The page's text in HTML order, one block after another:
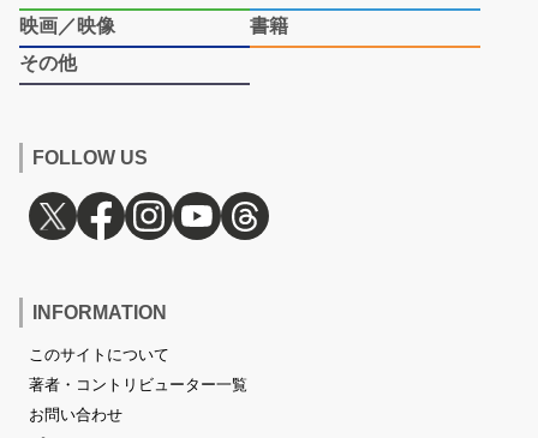
映画／映像
書籍
その他
FOLLOW US
INFORMATION
このサイトについて
著者・コントリビューター一覧
お問い合わせ